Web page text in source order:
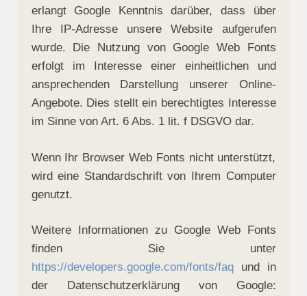
erlangt Google Kenntnis darüber, dass über
Ihre IP-Adresse unsere Website aufgerufen
wurde. Die Nutzung von Google Web Fonts
erfolgt im Interesse einer einheitlichen und
ansprechenden Darstellung unserer Online-
Angebote. Dies stellt ein berechtigtes Interesse
im Sinne von Art. 6 Abs. 1 lit. f DSGVO dar.
Wenn Ihr Browser Web Fonts nicht unterstützt,
wird eine Standardschrift von Ihrem Computer
genutzt.
Weitere Informationen zu Google Web Fonts
finden Sie unter
https://developers.google.com/fonts/faqund in
der Datenschutzerklärung von Google: